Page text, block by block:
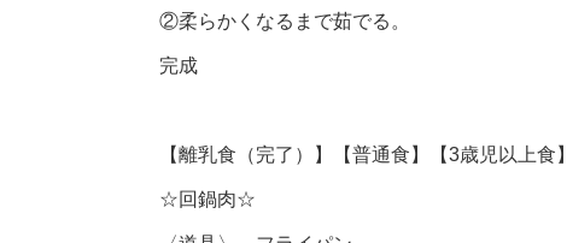
②柔らかくなるまで茹でる。
完成
【離乳食（完了）】【普通食】【3歳児以上食】
☆回鍋肉☆